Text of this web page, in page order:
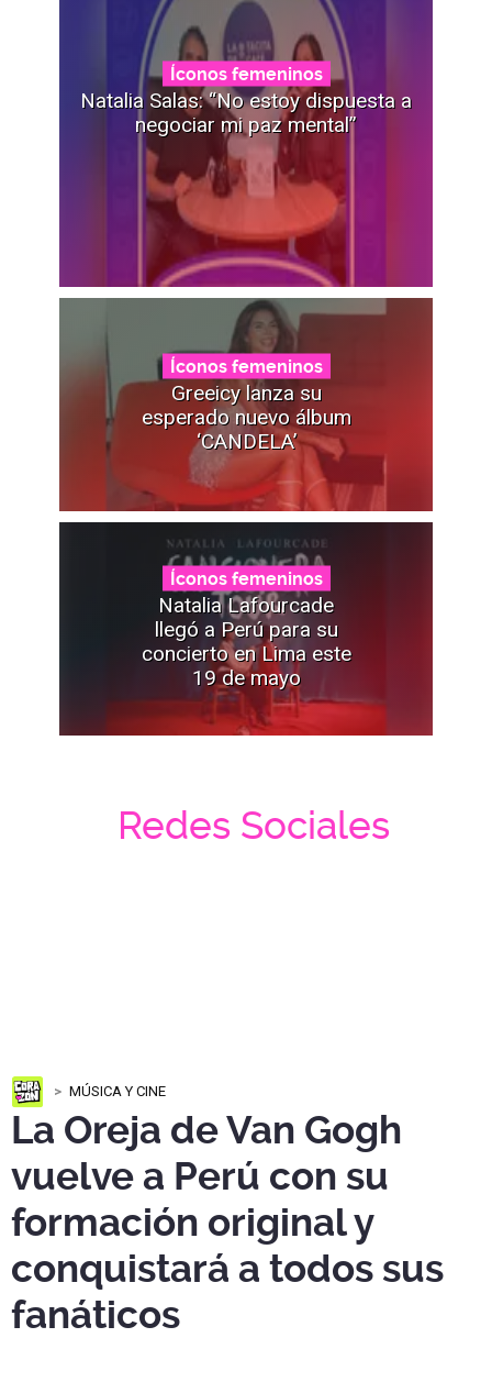
Íconos femeninos
Natalia Salas: “No estoy dispuesta a
negociar mi paz mental”
Íconos femeninos
Greeicy lanza su
esperado nuevo álbum
‘CANDELA’
Íconos femeninos
Natalia Lafourcade
llegó a Perú para su
concierto en Lima este
19 de mayo
Redes Sociales
MÚSICA Y CINE
La Oreja de Van Gogh
vuelve a Perú con su
formación original y
conquistará a todos sus
fanáticos